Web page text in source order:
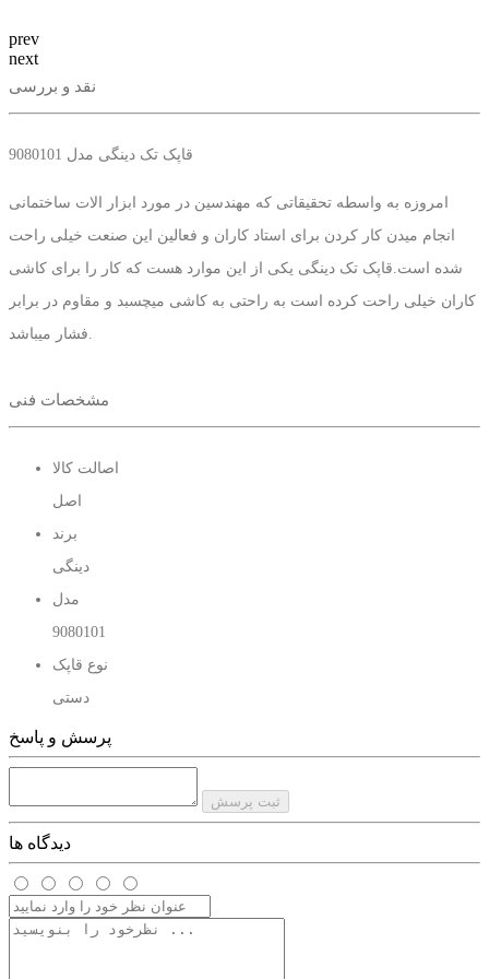
prev
next
نقد و بررسی
قاپک تک دینگی مدل 9080101
امروزه به واسطه تحقیقاتی که مهندسین در مورد ابزار الات ساختمانی
انجام میدن کار کردن برای استاد کاران و فعالین این صنعت خیلی راحت
شده است.قاپک تک دینگی یکی از این موارد هست که کار را برای کاشی
کاران خیلی راحت کرده است به راحتی به کاشی میچسبد و مقاوم در برابر
مشخصات فنی
اصالت کالا
اصل
برند
دینگی
مدل
9080101
نوع قاپک
دستی
پرسش و پاسخ
ثبت پرسش
دیدگاه ها